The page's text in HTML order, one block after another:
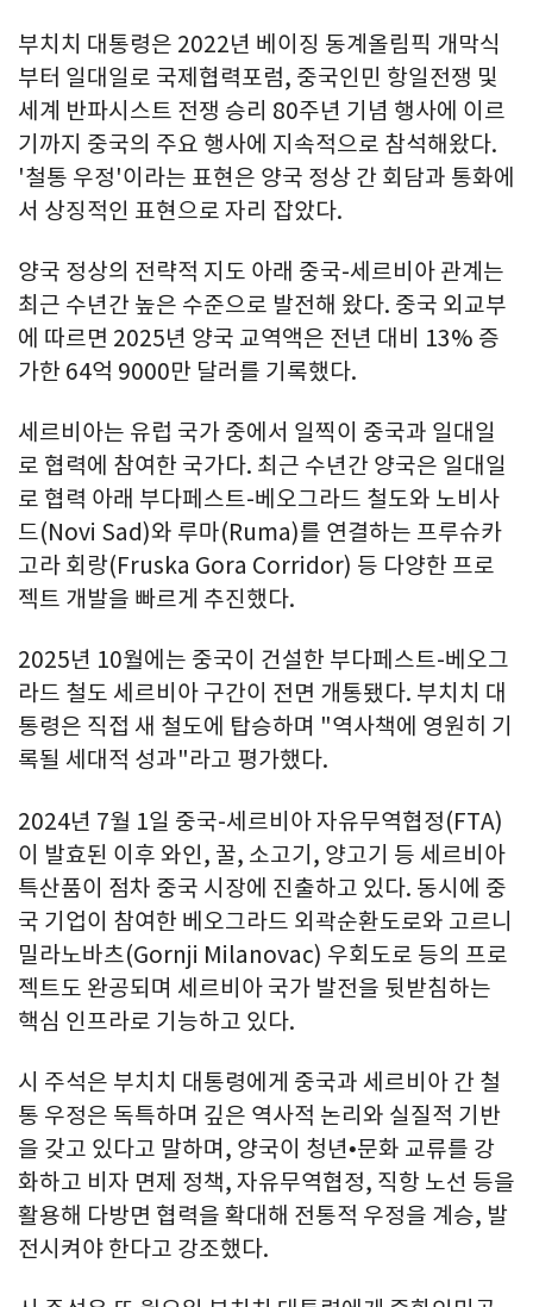
부치치 대통령은 2022년 베이징 동계올림픽 개막식
부터 일대일로 국제협력포럼, 중국인민 항일전쟁 및
세계 반파시스트 전쟁 승리 80주년 기념 행사에 이르
기까지 중국의 주요 행사에 지속적으로 참석해왔다.
'철통 우정'이라는 표현은 양국 정상 간 회담과 통화에
서 상징적인 표현으로 자리 잡았다.
양국 정상의 전략적 지도 아래 중국-세르비아 관계는
최근 수년간 높은 수준으로 발전해 왔다. 중국 외교부
에 따르면 2025년 양국 교역액은 전년 대비 13% 증
가한 64억 9000만 달러를 기록했다.
세르비아는 유럽 국가 중에서 일찍이 중국과 일대일
로 협력에 참여한 국가다. 최근 수년간 양국은 일대일
로 협력 아래 부다페스트-베오그라드 철도와 노비사
드(Novi Sad)와 루마(Ruma)를 연결하는 프루슈카
고라 회랑(Fruska Gora Corridor) 등 다양한 프로
젝트 개발을 빠르게 추진했다.
2025년 10월에는 중국이 건설한 부다페스트-베오그
라드 철도 세르비아 구간이 전면 개통됐다. 부치치 대
통령은 직접 새 철도에 탑승하며 "역사책에 영원히 기
록될 세대적 성과"라고 평가했다.
2024년 7월 1일 중국-세르비아 자유무역협정(FTA)
이 발효된 이후 와인, 꿀, 소고기, 양고기 등 세르비아
특산품이 점차 중국 시장에 진출하고 있다. 동시에 중
국 기업이 참여한 베오그라드 외곽순환도로와 고르니
밀라노바츠(Gornji Milanovac) 우회도로 등의 프로
젝트도 완공되며 세르비아 국가 발전을 뒷받침하는
핵심 인프라로 기능하고 있다.
시 주석은 부치치 대통령에게 중국과 세르비아 간 철
통 우정은 독특하며 깊은 역사적 논리와 실질적 기반
을 갖고 있다고 말하며, 양국이 청년•문화 교류를 강
화하고 비자 면제 정책, 자유무역협정, 직항 노선 등을
활용해 다방면 협력을 확대해 전통적 우정을 계승, 발
전시켜야 한다고 강조했다.